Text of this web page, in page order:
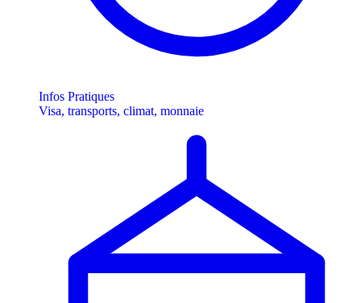
Infos Pratiques
Visa, transports, climat, monnaie